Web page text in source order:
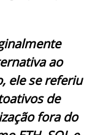
ao
ele se referiu
de
fora do